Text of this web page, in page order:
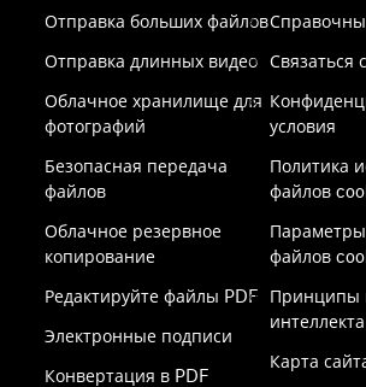
Отправка больших файлов
Отправка длинных видео
Облачное хранилище для
фотографий
Безопасная передача
файлов
Облачное резервное
копирование
Редактируйте файлы PDF
Электронные подписи
Конвертация в PDF
Связаться
условия
Политика
файлов
файлов
Принципы
интеллекта
Карта